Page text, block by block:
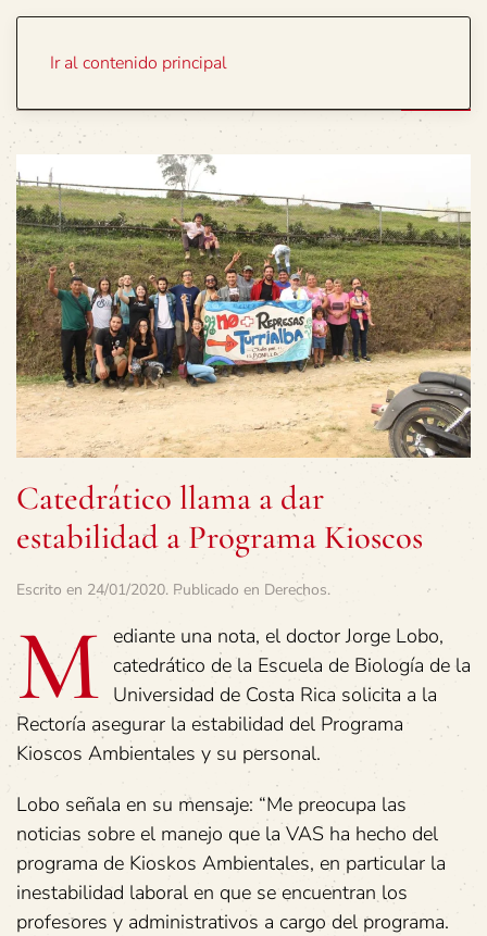
Ir al contenido principal
Catedrático llama a dar
estabilidad a Programa Kioscos
Escrito en 24/01/2020. Publicado en Derechos.
M ediante una nota, el doctor Jorge Lobo,
catedrático de la Escuela de Biología de la
Universidad de Costa Rica solicita a la
Rectoría asegurar la estabilidad del Programa
Kioscos Ambientales y su personal.
Lobo señala en su mensaje: “Me preocupa las
noticias sobre el manejo que la VAS ha hecho del
programa de Kioskos Ambientales, en particular la
inestabilidad laboral en que se encuentran los
profesores y administrativos a cargo del programa.